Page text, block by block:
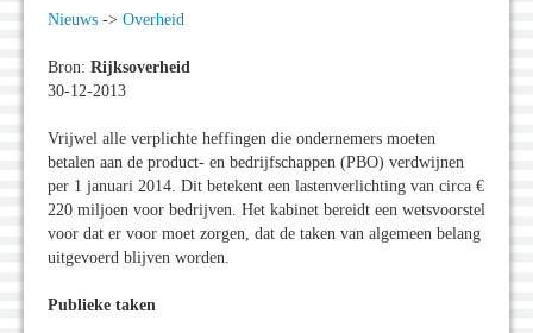
Nieuws -> Overheid
Bron: Rijksoverheid
30-12-2013
Vrijwel alle verplichte heffingen die ondernemers moeten
betalen aan de product- en bedrijfschappen (PBO) verdwijnen
per 1 januari 2014. Dit betekent een lastenverlichting van circa €
220 miljoen voor bedrijven. Het kabinet bereidt een wetsvoorstel
voor dat er voor moet zorgen, dat de taken van algemeen belang
uitgevoerd blijven worden.
Publieke taken